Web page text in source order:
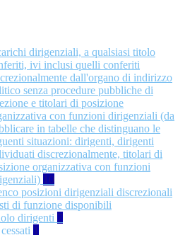
dirigenziali, a qualsiasi titolo
ivi inclusi quelli conferiti
dall'organo di indirizzo
senza procedure pubbliche di
e titolari di posizione
con funzioni dirigenziali (da
in tabelle che distinguano le
situazioni: dirigenti, dirigenti
discrezionalmente, titolari di
organizzativa con funzioni
10
posizioni dirigenziali discrezionali
di funzione disponibili
dirigenti 7
1